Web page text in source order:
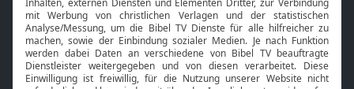
Bibelthek Online-Bibel
Nächster Gottesdienst